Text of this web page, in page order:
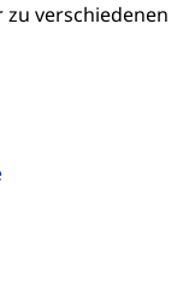
verschiedenen